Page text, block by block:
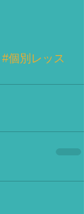
#個別レッス